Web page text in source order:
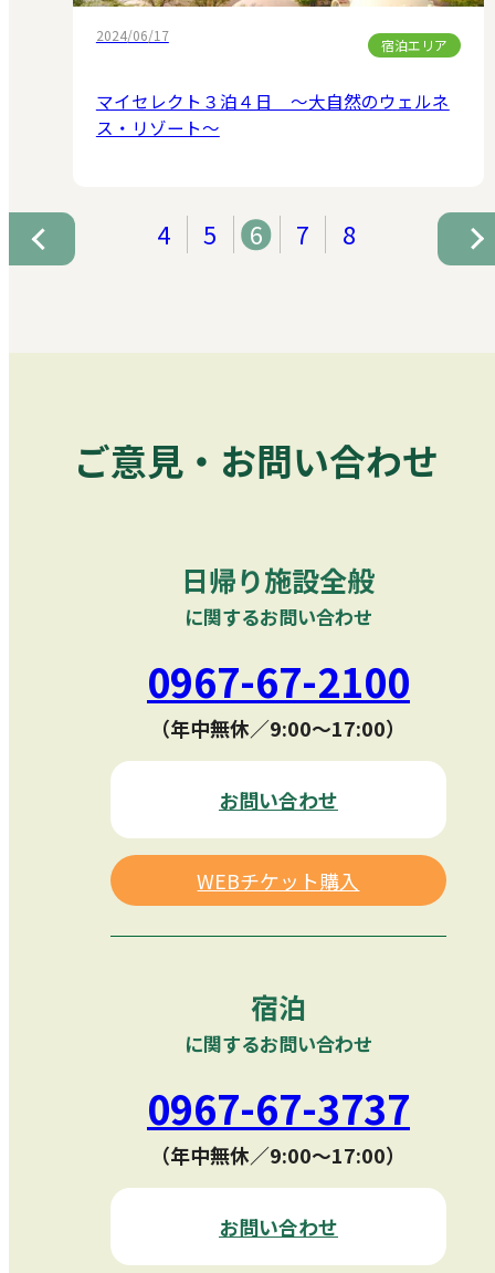
2024/06/17
宿泊エリア
マイセレクト３泊４日 ～大自然のウェルネ
ス・リゾート～
4 5 6 7 8
ご意見・お問い合わせ
日帰り施設全般
に関するお問い合わせ
0967-67-2100
（年中無休／9:00〜17:00）
お問い合わせ
WEBチケット購入
宿泊
に関するお問い合わせ
0967-67-3737
（年中無休／9:00〜17:00）
お問い合わせ